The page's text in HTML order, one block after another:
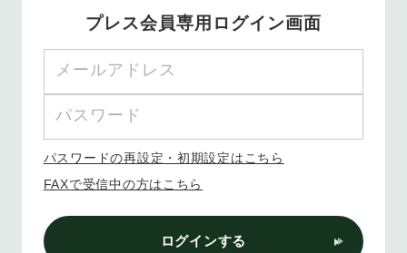
プレス会員専用ログイン画面
パスワードの再設定・初期設定はこちら
FAXで受信中の方はこちら
ログインする